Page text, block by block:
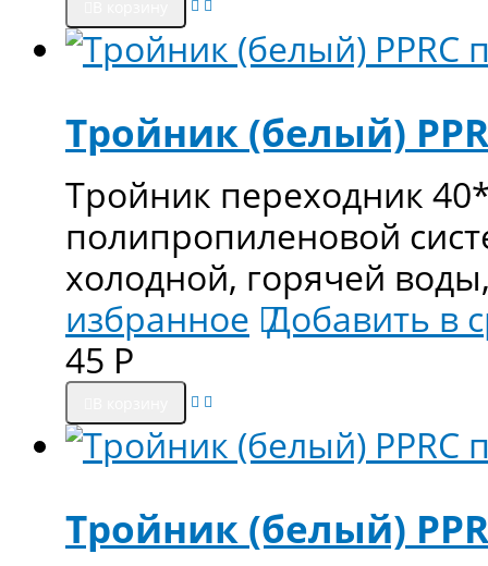
Тройник (белый)
Тройник переходник
полипропиленовой
холодной, горячей
избранное Добавить в
45 Р
Тройник (белый)